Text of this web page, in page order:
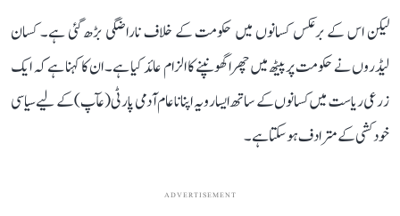
لیکن اس کے برعکس کسانوں میں حکومت کے خلاف ناراضگی بڑھ گئی ہے۔ کسان
لیڈروں نے حکومت پر پیٹھ میں چھرا گھونپنے کا الزام عائد کیا ہے۔ ان کا کہنا ہے کہ ایک
زرعی ریاست میں کسانوں کے ساتھ ایسا رویہ اپنانا عام آدمی پارٹی (عآپ) کے لیے سیاسی
خودکشی کے مترادف ہو سکتا ہے۔
ADVERTISEMENT